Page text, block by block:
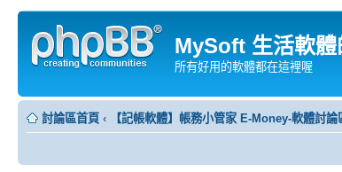
MySoft 生活軟體
所有好用的軟體都在這裡喔
討論區首頁 ‹ 【記帳軟體】帳務小管家 E-Money-軟體討論